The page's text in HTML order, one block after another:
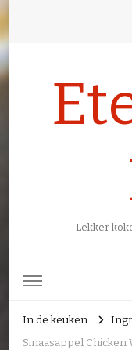
Lekker
In de keuken
Sinaasappel Chicken